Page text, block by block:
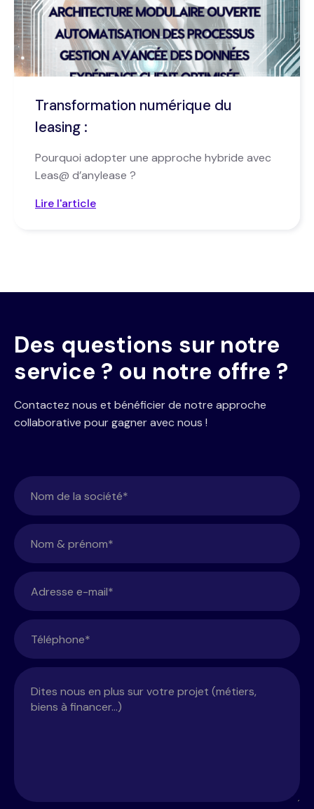
Transformation numérique du
leasing :
Pourquoi adopter une approche hybride avec
Leas@ d’anylease ?
Lire l'article
Des questions sur notre
service ? ou notre offre ?
Contactez nous et bénéficier de notre approche
collaborative pour gagner avec nous !